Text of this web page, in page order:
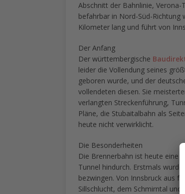
Abschnitt der Bahnlinie,
befahrbar in Nord-Süd-Richtung
Kilometer lang und führt von
Der Anfang
Der württembergische
leider die Vollendung seines
geboren wurde, und der
vollendeten diesen. Sie
verlangten Streckenführung,
Pläne, die Stubaitalbahn als
heute nicht verwirklicht.
Die Besonderheiten
Die Brennerbahn ist heute eine
Tunnel hindurch. Erstmals
bezwingen. Von Innsbruck aus
Sillschlucht, dem Schmirntal und